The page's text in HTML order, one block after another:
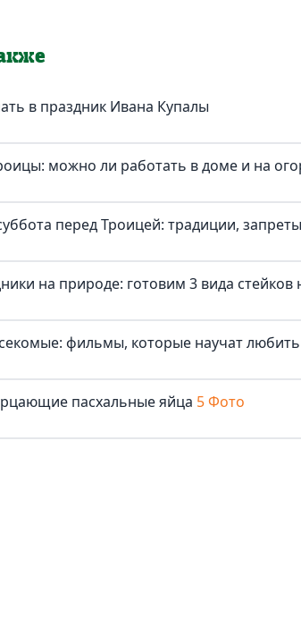
в праздник Ивана Купалы
можно ли работать в доме и на
перед Троицей: традиции,
на природе: готовим 3 вида стейков
фильмы, которые научат
пасхальные яйца 5 Фото